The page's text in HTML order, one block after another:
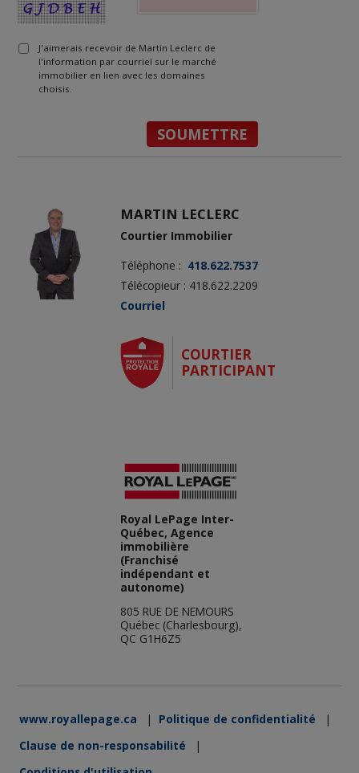
J'aimerais recevoir de Martin Leclerc de
l'information par courriel sur le marché
immobilier en lien avec les domaines
choisis.
MARTIN LECLERC
Courtier Immobilier
Téléphone : 418.622.7537
Télécopieur : 418.622.2209
Courriel
COURTIER
PARTICIPANT
Royal LePage Inter-
Québec, Agence
immobilière
(Franchisé
indépendant et
autonome)
805 RUE DE NEMOURS
Québec (Charlesbourg),
QC G1H6Z5
www.royallepage.ca | Politique de confidentialité
|
Clause de non-responsabilité
|